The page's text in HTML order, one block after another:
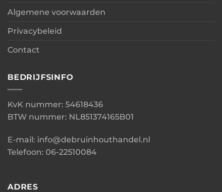
Algemene voorwaarden
Privacybeleid
Contact
BEDRIJFSINFO
KvK nummer: 54618436
BTW nummer: NL851374165B01
E-mail: info@debruinhouthandel.nl
Telefoon: 06-22510084
ADRES